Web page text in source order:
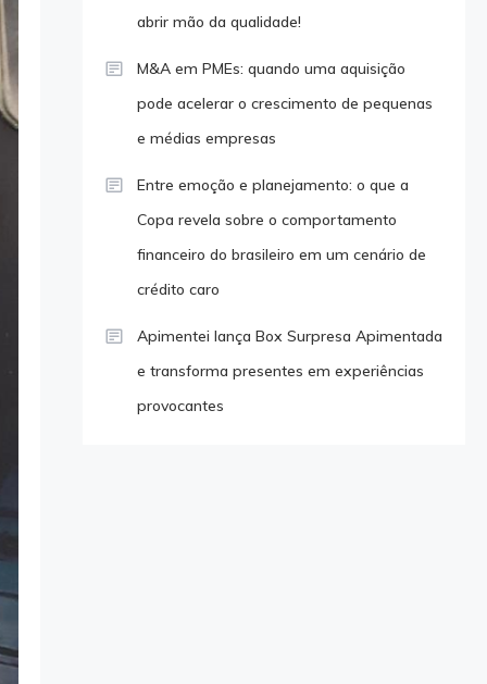
abrir mão da qualidade!
M&A em PMEs: quando uma aquisição
pode acelerar o crescimento de pequenas
e médias empresas
Entre emoção e planejamento: o que a
Copa revela sobre o comportamento
financeiro do brasileiro em um cenário de
crédito caro
Apimentei lança Box Surpresa Apimentada
e transforma presentes em experiências
provocantes